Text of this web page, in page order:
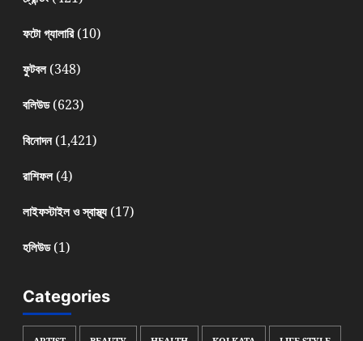
ফটো গ্যালারি(10)
ফুটবল(348)
বলিউড(623)
বিনোদন(1,421)
রাশিফল(4)
লাইফস্টাইল ও স্বাস্থ্য(17)
হলিউড(1)
Categories